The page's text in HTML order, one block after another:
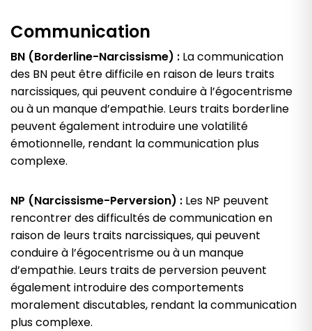
Communication
BN (Borderline-Narcissisme) : La communication
des BN peut être difficile en raison de leurs traits
narcissiques, qui peuvent conduire à l’égocentrisme
ou à un manque d’empathie. Leurs traits borderline
peuvent également introduire une volatilité
émotionnelle, rendant la communication plus
complexe.
NP (Narcissisme-Perversion) : Les NP peuvent
rencontrer des difficultés de communication en
raison de leurs traits narcissiques, qui peuvent
conduire à l’égocentrisme ou à un manque
d’empathie. Leurs traits de perversion peuvent
également introduire des comportements
moralement discutables, rendant la communication
plus complexe.